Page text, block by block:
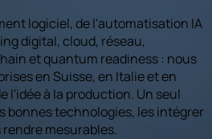
logiciel, de l'automatisation IA
digital, cloud, réseau,
et quantum readiness : nous
en Suisse, en Italie et en
l'idée à la production. Un seul
bonnes technologies, les intégrer
mesurables.